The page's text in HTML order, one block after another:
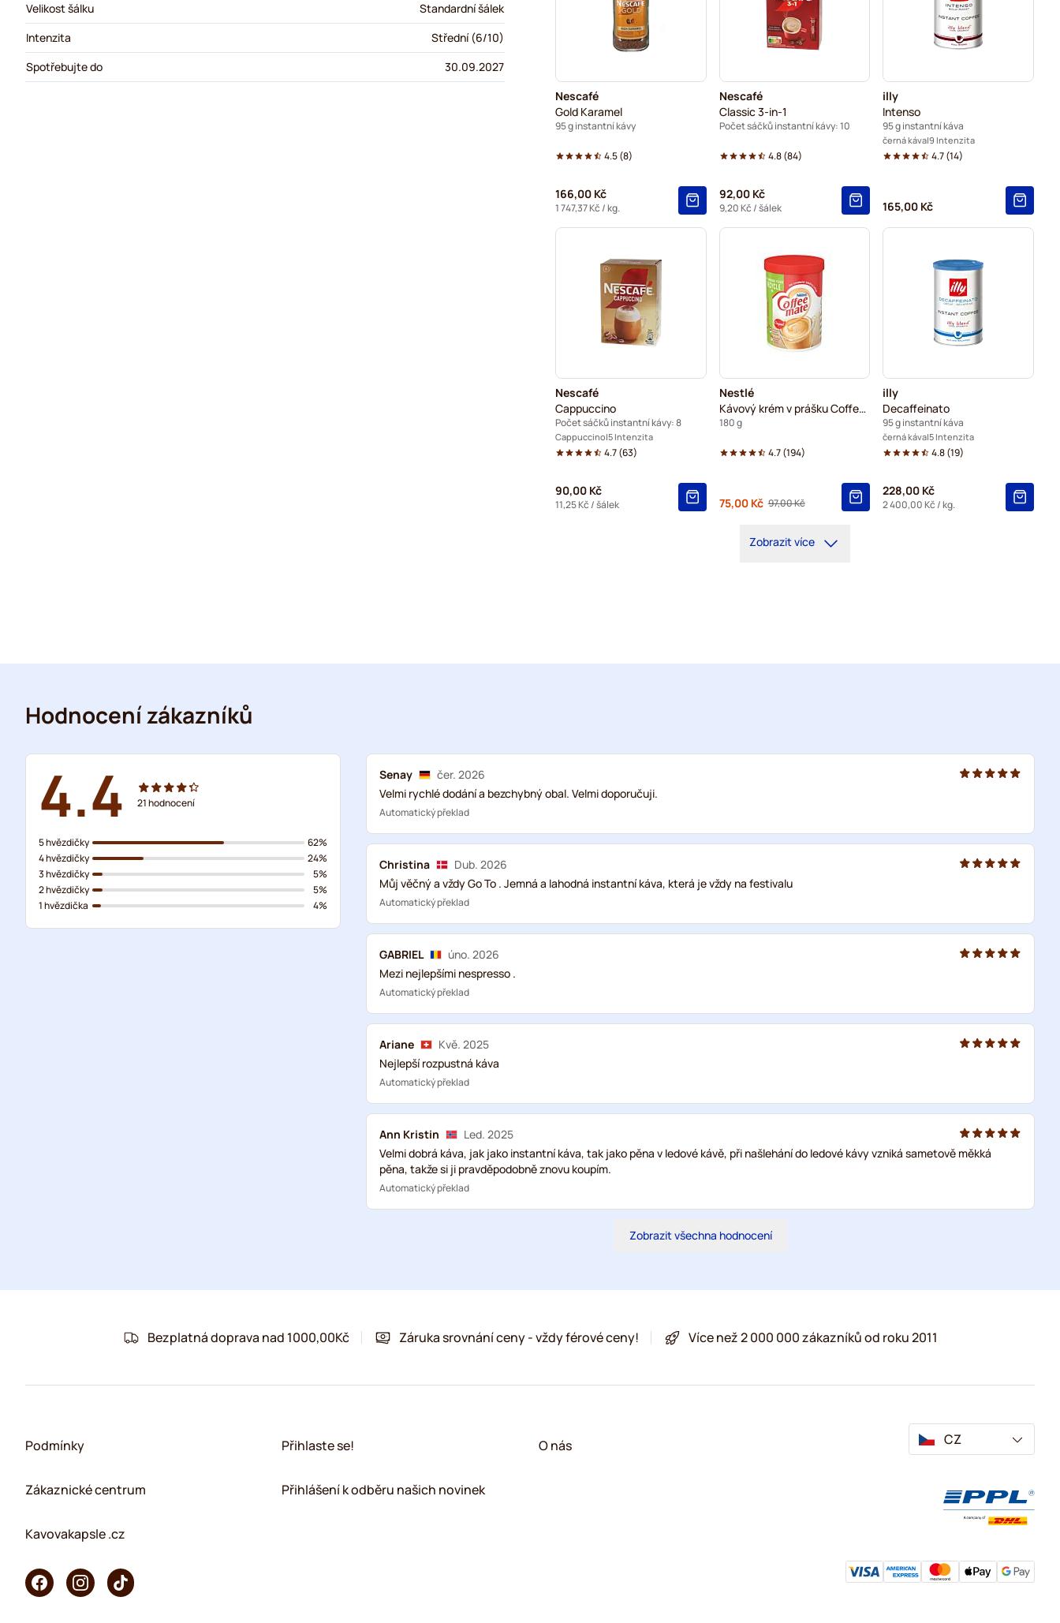
Nescafé
Gold Karamel
95 g instantní kávy
4.5(8)
166,00 Kč
1 747,37 Kč / kg.
Nescafé
Classic 3-in-1
Počet sáčků instantní kávy: 10
4.8(84)
92,00 Kč
9,20 Kč / šálek
illy
Intenso
95 g instantní káva
černá káva 9 Intenzita
4.7(14)
165,00 Kč
Nescafé
Cappuccino
Počet sáčků instantní kávy: 8
Cappuccino 5 Intenzita
4.7(63)
90,00 Kč
11,25 Kč / šálek
Nestlé
Kávový krém v prášku Coffee Mate
180 g
4.7(194)
Běžná cena
97,00 Kč
Od
75,00 Kč
illy
Decaffeinato
95 g instantní káva
černá káva 5 Intenzita
4.8(19)
228,00 Kč
2 400,00 Kč / kg.
Zobrazit více
Velikost šálku
Standardní šálek
Intenzita
Střední (6/10)
Spotřebujte do
30.09.2027
Hodnocení zákazníků
4.4 21hodnocení
5 hvězdičky
4 hvězdičky
3 hvězdičky
2 hvězdičky
1 hvězdička
62%
24%
5%
5%
4%
Senay
čer. 2026
Velmi rychlé dodání a bezchybný obal. Velmi doporučuji.
Automatický překlad
Christina
Dub. 2026
Můj věčný a vždy Go To . Jemná a lahodná instantní káva, která je vždy na festivalu
Automatický překlad
GABRIEL
úno. 2026
Mezi nejlepšími nespresso .
Automatický překlad
Ariane
Kvě. 2025
Nejlepší rozpustná káva
Automatický překlad
Ann Kristin
Led. 2025
Velmi dobrá káva, jak jako instantní káva, tak jako pěna v ledové kávě, při našlehání do ledové kávy vzniká sametově měkká
pěna, takže si ji pravděpodobně znovu koupím.
Automatický překlad
Zobrazit všechna hodnocení
Bezplatná doprava nad 1000,00Kč Záruka srovnání ceny - vždy férové ceny! Více než 2 000 000 zákazníků od roku 2011
Podmínky
Zákaznické centrum
Kavovakapsle .cz
Přihlaste se!
Přihlášení k odběru našich novinek
O nás CZ